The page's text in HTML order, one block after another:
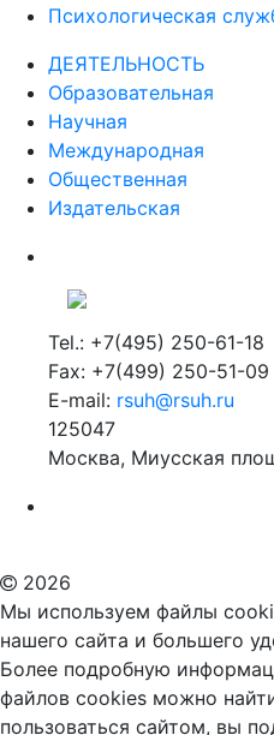
Психологическая
ДЕЯТЕЛЬНОСТЬ
Образовательная
Научная
Международная
Общественная
Издательская
Tel.: +7(495) 250-61-18
Fax: +7(499) 250-51-09
E-mail: rsuh@rsuh.ru
125047
Москва, Миусская
2026
Мы используем файлы
нашего сайта и большего
Более подробную
файлов cookies можно
пользоваться сайтом, вы